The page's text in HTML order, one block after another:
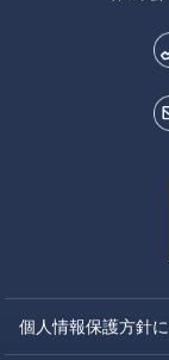
個人情報保護方針